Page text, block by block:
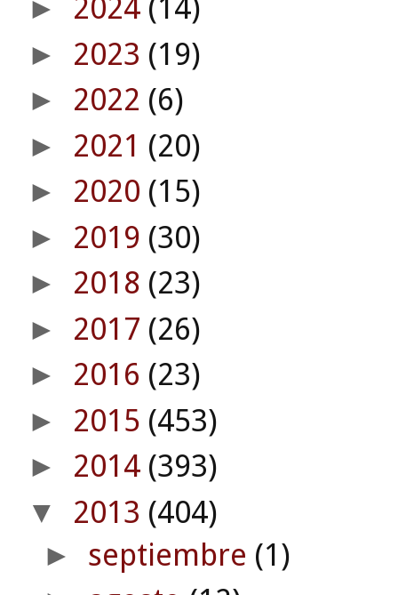
► 2024 (14)
► 2023 (19)
► 2022 (6)
► 2021 (20)
► 2020 (15)
► 2019 (30)
► 2018 (23)
► 2017 (26)
► 2016 (23)
► 2015 (453)
► 2014 (393)
▼ 2013 (404)
► septiembre (1)